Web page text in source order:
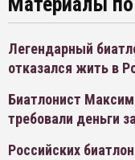
Легендарный
отказался жить в
Биатлонист
требовали деньги
Российских